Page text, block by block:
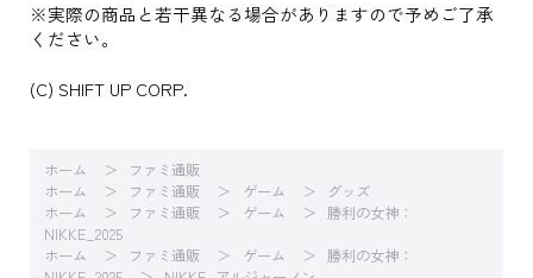
※実際の商品と若干異なる場合がありますので予めご了承
ください。
(C) SHIFT UP CORP.
ホーム
ファミ通販
ホーム
ファミ通販 ゲーム
グッズ
ホーム
ファミ通販 ゲーム
勝利の女神：
NIKKE_2025
ホーム
ファミ通販 ゲーム
勝利の女神：